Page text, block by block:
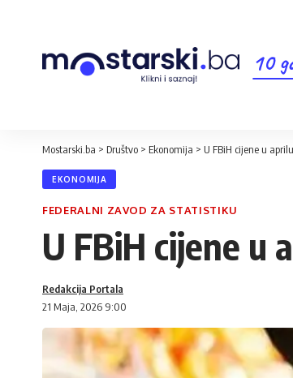
10
Mostarski.ba > Društvo > Ekonomija > U FBiH cijene u
EKONOMIJA
FEDERALNI ZAVOD ZA STATISTIKU
U FBiH cijene u
21 Maja, 2026 9:00
Redakcija Portala